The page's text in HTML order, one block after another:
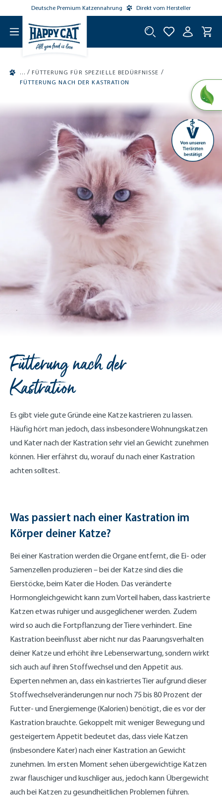
springen
Deutsche Premium Katzennahrung Direkt vom Hersteller
/ FÜTTERUNG FÜR SPEZIELLE BEDÜRFNISSE /
FÜTTERUNG NACH DER KASTRATION
Fütterung nach der
Kastration
Es gibt viele gute Gründe eine Katze kastrieren zu lassen.
Häufig hört man jedoch, dass insbesondere Wohnungskatzen
und Kater nach der Kastration sehr viel an Gewicht zunehmen
können. Hier erfährst du, worauf du nach einer Kastration
achten solltest.
Was passiert nach einer Kastration im
Körper deiner Katze?
Bei einer Kastration werden die Organe entfernt, die Ei- oder
Samenzellen produzieren – bei der Katze sind dies die
Eierstöcke, beim Kater die Hoden. Das veränderte
Hormongleichgewicht kann zum Vorteil haben, dass kastrierte
Katzen etwas ruhiger und ausgeglichener werden. Zudem
wird so auch die Fortpflanzung der Tiere verhindert. Eine
Kastration beeinflusst aber nicht nur das Paarungsverhalten
deiner Katze und erhöht ihre Lebenserwartung, sondern wirkt
sich auch auf ihren Stoffwechsel und den Appetit aus.
Experten nehmen an, dass ein kastriertes Tier aufgrund dieser
Stoffwechselveränderungen nur noch 75 bis 80 Prozent der
Futter- und Energiemenge (Kalorien) benötigt, die es vor der
Kastration brauchte. Gekoppelt mit weniger Bewegung und
gesteigertem Appetit bedeutet das, dass viele Katzen
(insbesondere Kater) nach einer Kastration an Gewicht
zunehmen. Im ersten Moment sehen übergewichtige Katzen
zwar flauschiger und kuschliger aus, jedoch kann Übergewicht
auch bei Katzen zu gesundheitlichen Problemen führen.